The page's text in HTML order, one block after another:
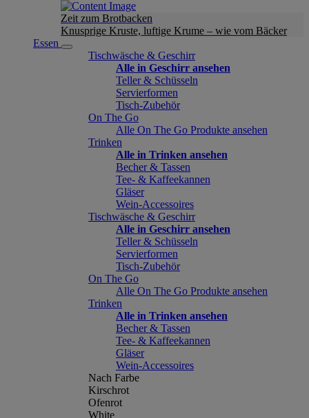
Zeit zum Brotbacken
Knusprige Kruste, luftige Krume – wie vom Bäcker
Essen
Tischwäsche & Geschirr
Alle in Geschirr ansehen
Teller & Schüsseln
Servierformen
Tisch-Zubehör
On The Go
Alle On The Go Produkte ansehen
Trinken
Alle in Trinken ansehen
Becher & Tassen
Tee- & Kaffeekannen
Gläser
Wein-Accessoires
Tischwäsche & Geschirr
Alle in Geschirr ansehen
Teller & Schüsseln
Servierformen
Tisch-Zubehör
On The Go
Alle On The Go Produkte ansehen
Trinken
Alle in Trinken ansehen
Becher & Tassen
Tee- & Kaffeekannen
Gläser
Wein-Accessoires
Nach Farbe
Kirschrot
Ofenrot
White